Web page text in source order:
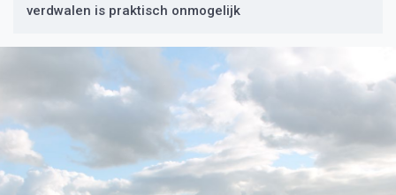
verdwalen is praktisch onmogelijk